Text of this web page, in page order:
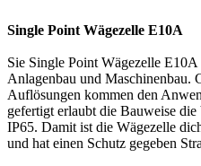
Single Point Wägezelle E10A
Sie Single Point Wägezelle
Anlagenbau und Maschinenbau.
Auflösungen kommen den
gefertigt erlaubt die Bauweise
IP65. Damit ist die Wägezelle
und hat einen Schutz gegeben